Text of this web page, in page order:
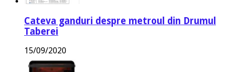
Cateva ganduri despre metroul din Drumul
Taberei
15/09/2020